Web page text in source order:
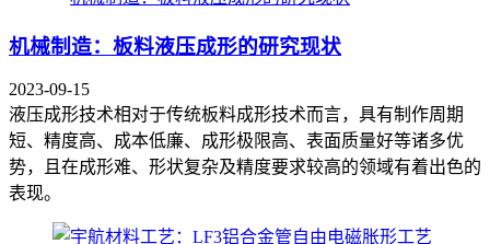
机械制造：板料液压成形的研究现状
2023-09-15
液压成形技术相对于传统板料成形技术而言，具有制作周期
短、精度高、成本低廉、成形极限高、表面质量好等诸多优
势，且在成形难、形状复杂及精度要求较高的领域有着出色的
表现。